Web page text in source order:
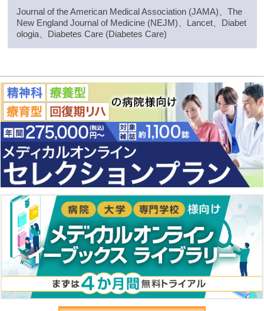
Journal of the American Medical Association (JAMA)、The
New England Journal of Medicine (NEJM)、Lancet、Diabet
ologia、Diabetes Care (Diabetes Care)